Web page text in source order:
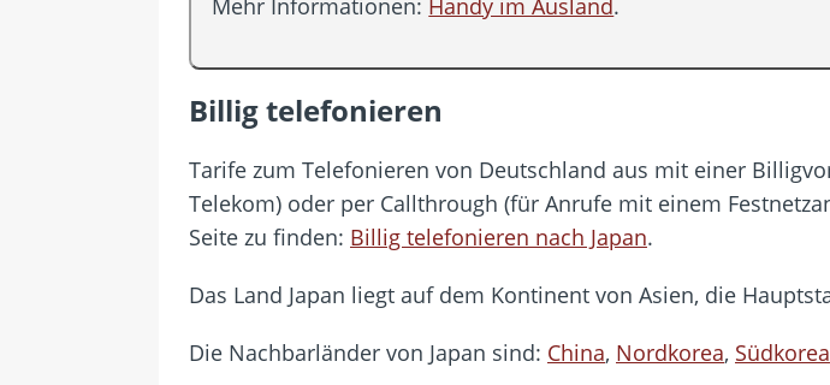
Mehr Informationen: Handy im Ausland.
Billig telefonieren
Tarife zum Telefonieren von Deutschland aus mit einer
Telekom) oder per Callthrough (für Anrufe mit einem
Seite zu finden: Billig telefonieren nach Japan.
Das Land Japan liegt auf dem Kontinent von Asien, die
Die Nachbarländer von Japan sind: China, Nordkorea, Südkorea